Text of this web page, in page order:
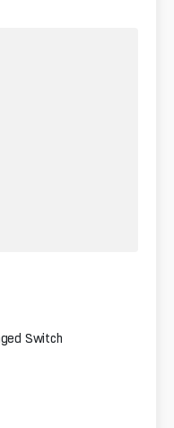
Switch